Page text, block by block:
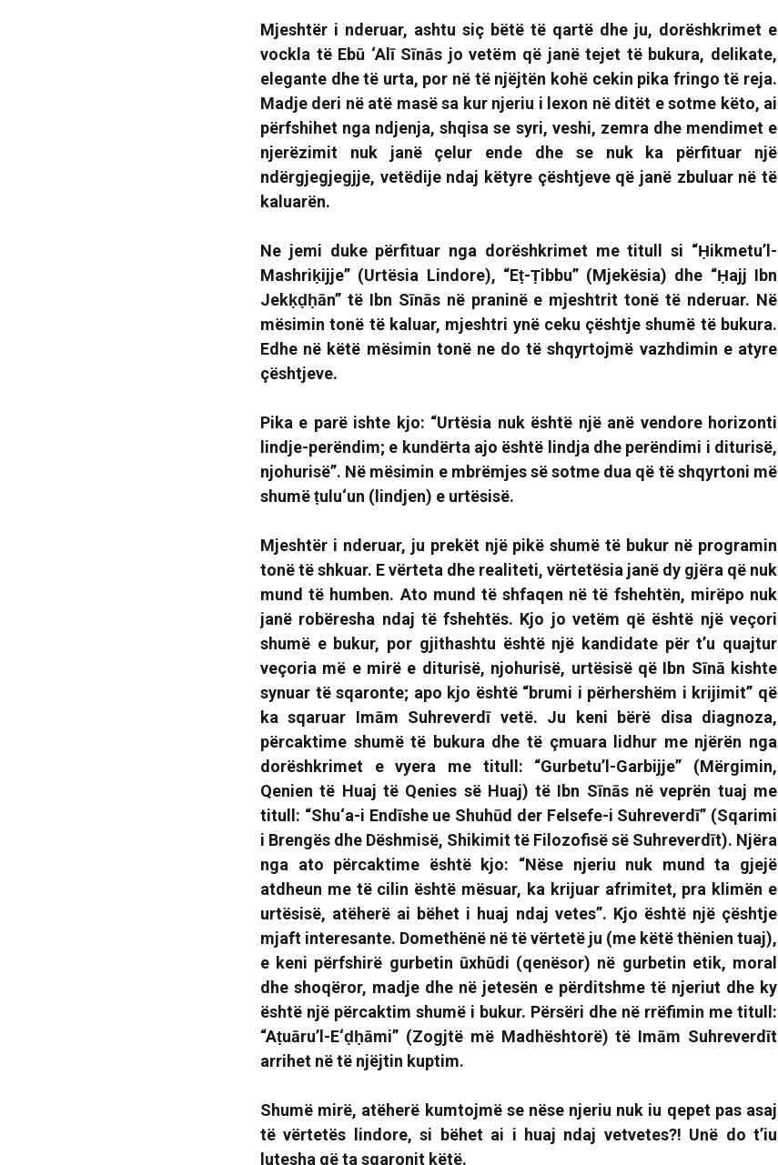
Mjeshtër i nderuar, ashtu siç bëtë të qartë dhe ju, dorëshkrimet e
vockla të Ebū ‘Alī Sīnās jo vetëm që janë tejet të bukura, delikate,
elegante dhe të urta, por në të njëjtën kohë cekin pika fringo të reja.
Madje deri në atë masë sa kur njeriu i lexon në ditët e sotme këto, ai
përfshihet nga ndjenja, shqisa se syri, veshi, zemra dhe mendimet e
njerëzimit nuk janë çelur ende dhe se nuk ka përfituar një
ndërgjegjegjje, vetëdije ndaj këtyre çështjeve që janë zbuluar në të
kaluarën.
Ne jemi duke përfituar nga dorëshkrimet me titull si “Ḥikmetu’l-
Mashriḳijje” (Urtësia Lindore), “Eṭ-Ṭibbu” (Mjekësia) dhe “Ḥajj Ibn
Jekḳḍḥān” të Ibn Sīnās në praninë e mjeshtrit tonë të nderuar. Në
mësimin tonë të kaluar, mjeshtri ynë ceku çështje shumë të bukura.
Edhe në këtë mësimin tonë ne do të shqyrtojmë vazhdimin e atyre
çështjeve.
Pika e parë ishte kjo: “Urtësia nuk është një anë vendore horizonti
lindje-perëndim; e kundërta ajo është lindja dhe perëndimi i diturisë,
njohurisë”. Në mësimin e mbrëmjes së sotme dua që të shqyrtoni më
shumë ṭulu‘un (lindjen) e urtësisë.
Mjeshtër i nderuar, ju prekët një pikë shumë të bukur në programin
tonë të shkuar. E vërteta dhe realiteti, vërtetësia janë dy gjëra që nuk
mund të humben. Ato mund të shfaqen në të fshehtën, mirëpo nuk
janë robëresha ndaj të fshehtës. Kjo jo vetëm që është një veçori
shumë e bukur, por gjithashtu është një kandidate për t’u quajtur
veçoria më e mirë e diturisë, njohurisë, urtësisë që Ibn Sīnā kishte
synuar të sqaronte; apo kjo është “brumi i përhershëm i krijimit” që
ka sqaruar Imām Suhreverdī vetë. Ju keni bërë disa diagnoza,
përcaktime shumë të bukura dhe të çmuara lidhur me njërën nga
dorëshkrimet e vyera me titull: “Gurbetu’l-Garbijje” (Mërgimin,
Qenien të Huaj të Qenies së Huaj) të Ibn Sīnās në veprën tuaj me
titull: “Shu‘a-i Endīshe ue Shuhūd der Felsefe-i Suhreverdī” (Sqarimi
i Brengës dhe Dëshmisë, Shikimit të Filozofisë së Suhreverdīt). Njëra
nga ato përcaktime është kjo: “Nëse njeriu nuk mund ta gjejë
atdheun me të cilin është mësuar, ka krijuar afrimitet, pra klimën e
urtësisë, atëherë ai bëhet i huaj ndaj vetes”. Kjo është një çështje
mjaft interesante. Domethënë në të vërtetë ju (me këtë thënien tuaj),
e keni përfshirë gurbetin ūxhūdi (qenësor) në gurbetin etik, moral
dhe shoqëror, madje dhe në jetesën e përditshme të njeriut dhe ky
është një përcaktim shumë i bukur. Përsëri dhe në rrëfimin me titull:
“Aṭuāru’l-E‘ḍḥāmi” (Zogjtë më Madhështorë) të Imām Suhreverdīt
arrihet në të njëjtin kuptim.
Shumë mirë, atëherë kumtojmë se nëse njeriu nuk iu qepet pas asaj
të vërtetës lindore, si bëhet ai i huaj ndaj vetvetes?! Unë do t’iu
lutesha që ta sqaronit këtë.